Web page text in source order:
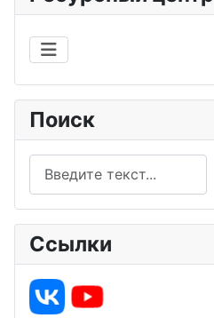
Поиск
Ссылки